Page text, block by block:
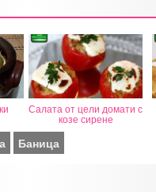
Салата от цели домати с
козе сирене
Баница